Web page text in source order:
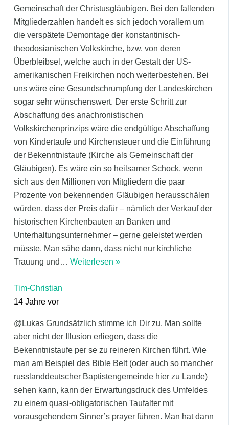
Gemeinschaft der Christusgläubigen. Bei den fallenden
Mitgliederzahlen handelt es sich jedoch vorallem um
die verspätete Demontage der konstantinisch-
theodosianischen Volkskirche, bzw. von deren
Überbleibsel, welche auch in der Gestalt der US-
amerikanischen Freikirchen noch weiterbestehen. Bei
uns wäre eine Gesundschrumpfung der Landeskirchen
sogar sehr wünschenswert. Der erste Schritt zur
Abschaffung des anachronistischen
Volkskirchenprinzips wäre die endgültige Abschaffung
von Kindertaufe und Kirchensteuer und die Einführung
der Bekenntnistaufe (Kirche als Gemeinschaft der
Gläubigen). Es wäre ein so heilsamer Schock, wenn
sich aus den Millionen von Mitgliedern die paar
Prozente von bekennenden Gläubigen herausschälen
würden, dass der Preis dafür – nämlich der Verkauf der
historischen Kirchenbauten an Banken und
Unterhaltungsunternehmer – gerne geleistet werden
müsste. Man sähe dann, dass nicht nur kirchliche
Trauung und … Weiterlesen »
Tim-Christian
14 Jahre vor
@Lukas Grundsätzlich stimme ich Dir zu. Man sollte
aber nicht der Illusion erliegen, dass die
Bekenntnistaufe per se zu reineren Kirchen führt. Wie
man am Beispiel des Bible Belt (oder auch so mancher
russlanddeutscher Baptistengemeinde hier zu Lande)
sehen kann, kann der Erwartungsdruck des Umfeldes
zu einem quasi-obligatorischen Taufalter mit
vorausgehendem Sinner’s prayer führen. Man hat dann